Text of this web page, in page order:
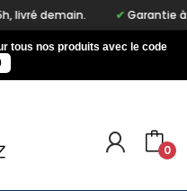
demain. Garantie à
tous nos produits avec le code
0